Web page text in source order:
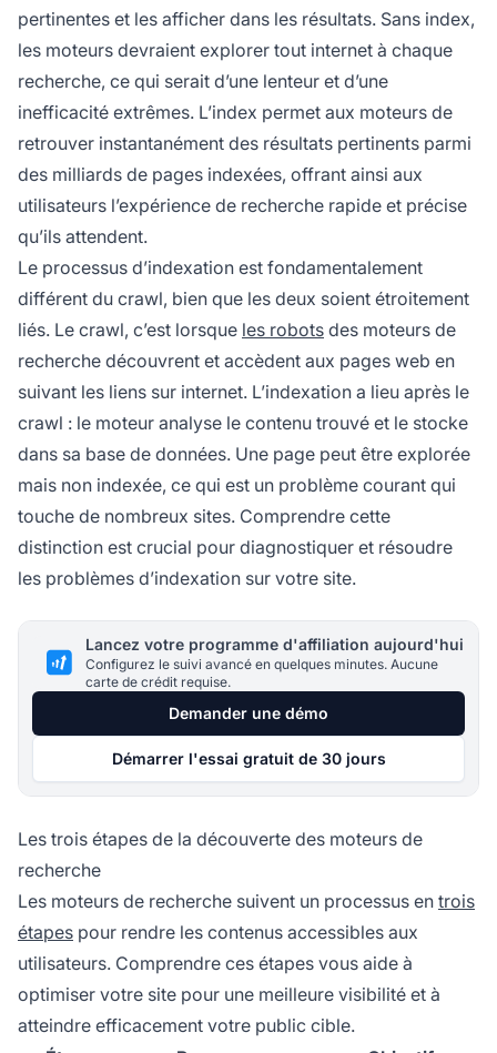
pertinentes et les afficher dans les résultats. Sans index,
les moteurs devraient explorer tout internet à chaque
recherche, ce qui serait d’une lenteur et d’une
inefficacité extrêmes. L’index permet aux moteurs de
retrouver instantanément des résultats pertinents parmi
des milliards de pages indexées, offrant ainsi aux
utilisateurs l’expérience de recherche rapide et précise
qu’ils attendent.
Le processus d’indexation est fondamentalement
différent du crawl, bien que les deux soient étroitement
liés. Le crawl, c’est lorsque les robots des moteurs de
recherche découvrent et accèdent aux pages web en
suivant les liens sur internet. L’indexation a lieu après le
crawl : le moteur analyse le contenu trouvé et le stocke
dans sa base de données. Une page peut être explorée
mais non indexée, ce qui est un problème courant qui
touche de nombreux sites. Comprendre cette
distinction est crucial pour diagnostiquer et résoudre
les problèmes d’indexation sur votre site.
Lancez votre programme d'affiliation aujourd'hui
Configurez le suivi avancé en quelques minutes. Aucune
carte de crédit requise.
Demander une démo
Démarrer l'essai gratuit de 30 jours
Les trois étapes de la découverte des moteurs de
recherche
Les moteurs de recherche suivent un processus en trois
étapes pour rendre les contenus accessibles aux
utilisateurs. Comprendre ces étapes vous aide à
optimiser votre site pour une meilleure visibilité et à
atteindre efficacement votre public cible.